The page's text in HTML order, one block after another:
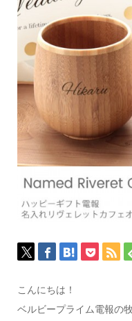
こんにちは！
ベルビープライム電報の